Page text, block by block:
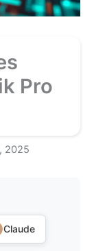
Pro
2025
Claude